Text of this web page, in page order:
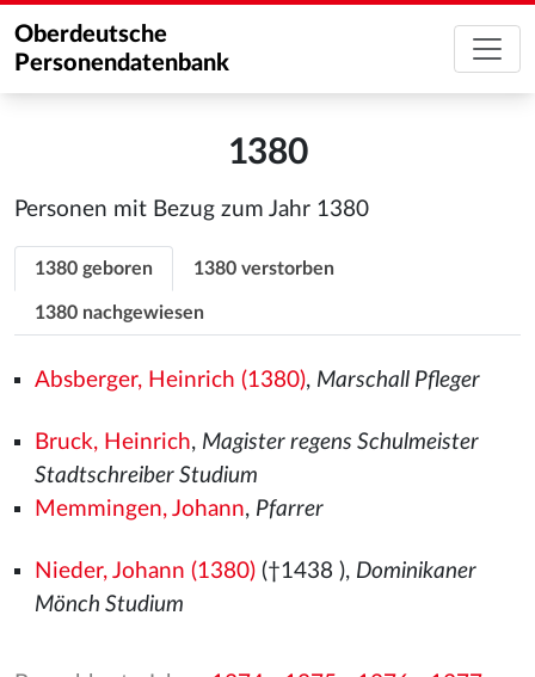
Oberdeutsche
Personendatenbank
1380
Personen mit Bezug zum Jahr 1380
1380 geboren 1380 verstorben
1380 nachgewiesen
Absberger, Heinrich (1380), Marschall Pfleger
Bruck, Heinrich, Magister regens Schulmeister
Stadtschreiber Studium
Memmingen, Johann, Pfarrer
Nieder, Johann (1380)(†1438 ), Dominikaner
Mönch Studium